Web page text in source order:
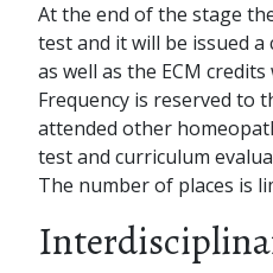
At the end of the stage
test and it will be issued
as well as the ECM
Frequency is reserved to
attended other
test and curriculum
The number of places is